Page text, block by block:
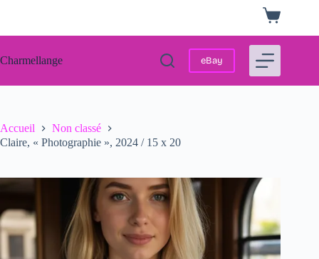
Panier
d’achat
Charmellange eBay
Accueil
Non classé
Claire, « Photographie », 2024 / 15 x 20